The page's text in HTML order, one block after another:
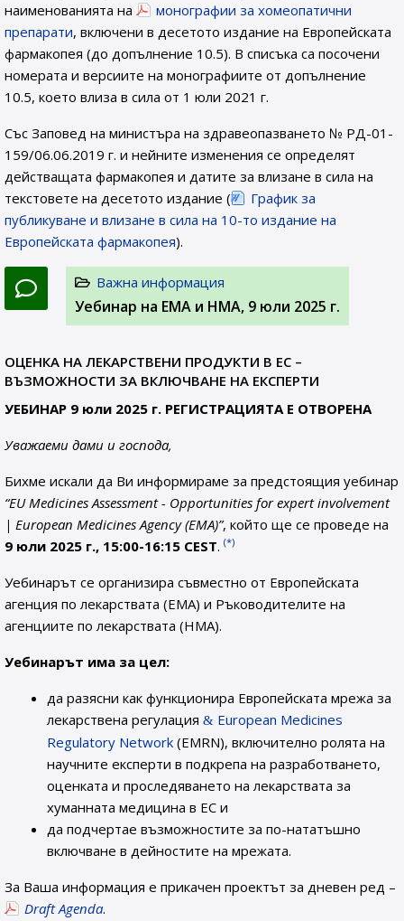
наименованията на
монографии за хомеопатични
препарати, включени в десетото издание на Европейската
фармакопея (до допълнение 10.5). В списъка са посочени
номерата и версиите на монографиите от допълнение
10.5, което влиза в сила от 1 юли 2021 г.
Със Заповед на министъра на здравеопазването № РД-01-
159/06.06.2019 г. и нейните изменения се определят
действащата фармакопея и датите за влизане в сила на
текстовете на десетото издание (
График за
публикуване и влизане в сила на 10-то издание на
Европейската фармакопея).
Важна информация
Уебинар на ЕМА и НМА, 9 юли 2025 г.
ОЦЕНКА НА ЛЕКАРСТВЕНИ ПРОДУКТИ В ЕС –
ВЪЗМОЖНОСТИ ЗА ВКЛЮЧВАНЕ НА ЕКСПЕРТИ
УЕБИНАР 9 юли 2025 г. РЕГИСТРАЦИЯТА Е ОТВОРЕНА
Уважаеми дами и господа,
Бихме искали да Ви информираме за предстоящия уебинар
“EU Medicines Assessment - Opportunities for expert involvement
| European Medicines Agency (EMA)”, който ще се проведе на
9 юли 2025 г., 15:00-16:15 CEST. (*)
Уебинарът се организира съвместно от Европейската
агенция по лекарствата (EMA) и Ръководителите на
агенциите по лекарствата (HMA).
Уебинарът има за цел:
да разясни как функционира Европейската мрежа за
лекарствена регулация
European Medicines
Regulatory Network (EMRN), включително ролята на
научните експерти в подкрепа на разработването,
оценката и проследяването на лекарствата за
хуманната медицина в ЕС и
да подчертае възможностите за по-нататъшно
включване в дейностите на мрежата.
За Ваша информация е прикачен проектът за дневен ред –
Draft Agenda.